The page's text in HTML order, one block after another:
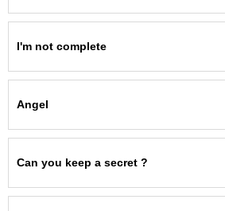
I'm not complete
Angel
Can you keep a secret ?